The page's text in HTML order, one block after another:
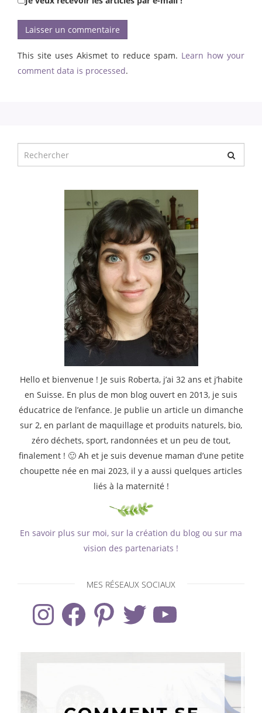
This site uses Akismet to reduce spam. Learn how your
comment data is processed.
pour
:
Hello et bienvenue ! Je suis Roberta, j’ai 32 ans et j’habite
en Suisse. En plus de mon blog ouvert en 2013, je suis
éducatrice de l’enfance. Je publie un article un dimanche
sur 2, en parlant de maquillage et produits naturels, bio,
zéro déchets, sport, randonnées et un peu de tout,
finalement ! 🙂 Ah et je suis devenue maman d’une petite
choupette née en mai 2023, il y a aussi quelques articles
liés à la maternité !
En savoir plus sur moi, sur la création du blog ou sur ma
vision des partenariats !
MES RÉSEAUX SOCIAUX
InstagramFacebook Pinterest Twitter